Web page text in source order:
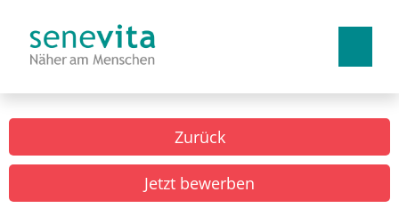
Deutsch Französisch Italienisch
Arbeiten bei uns
Benefits
Zurück
Jetzt bewerben